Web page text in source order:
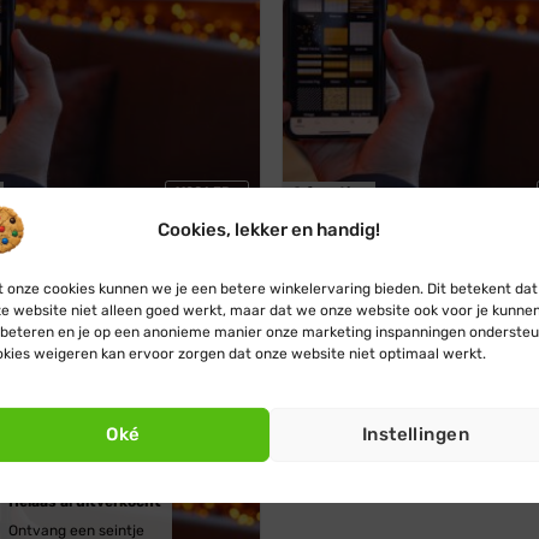
Cookies, lekker en handig!
onze cookies kunnen we je een betere winkelervaring bieden. Dit betekent dat
website niet alleen goed werkt, maar dat we onze website ook voor je
en je op een anonieme manier onze marketing inspanningen
weigeren kan ervoor zorgen dat onze website niet optimaal werkt.
Oké Instellingen
1128 LEDs
· Kleur · 1128 LED
Zwart snoer · 8 functies
Oorspronkelijke
prijs
was:
€ 54,95.
€49,95Huidige
prijs
is:
€ 49,95.
8 functies
Cluster verlichting · Kleur ·
€76,95 Oorspronkelijke
prijs
was:
€ 76,95.
€35,63Huidige
is:
€ 35,63.
Helaas al uitverkocht
Ontvang een seintje